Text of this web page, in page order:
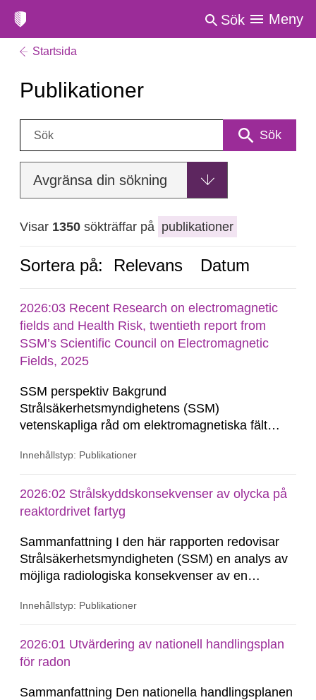
Sök Meny
Startsida
Publikationer
Sök: Sök
Avgränsa din sökning
Visar 1350 sökträffar på publikationer
Sortera på: Relevans Datum
2026:03 Recent Research on electromagnetic
fields and Health Risk, twentieth report from
SSM’s Scientific Council on Electromagnetic
Fields, 2025
SSM perspektiv Bakgrund
Strålsäkerhetsmyndighetens (SSM)
vetenskapliga råd om elektromagnetiska fält
hälsorisker vid exponering för elektromagnetiska
möjliga hälsorisker. Rådet ger vägledning när
myndigheten behöver yttra sig...
Innehållstyp: Publikationer
2026:02 Strålskyddskonsekvenser av olycka på
reaktordrivet fartyg
Sammanfattning I den här rapporten redovisar
Strålsäkerhetsmyndigheten (SSM) en analys av
möjliga radiologiska konsekvenser av en
en plats i Sverige som är okänd på förhand.
radioaktiva ämnen (källterm) och en statistisk
utvärdering...
Innehållstyp: Publikationer
2026:01 Utvärdering av nationell handlingsplan
för radon
Sammanfattning Den nationella handlingsplanen